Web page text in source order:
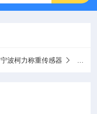
宁波柯力称重传感器